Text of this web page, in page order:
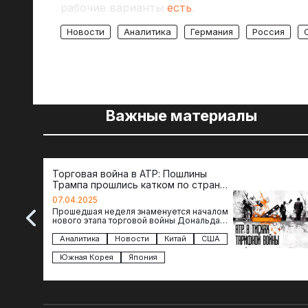
рабочие варианты есть.
Новости Аналитика Германия Россия
Важные материалы
Торговая война в АТР: Пошлины
Трампа прошлись катком по странам
региона
07.04.2025
Прошедшая неделя знаменуется началом
нового этапа торговой войны Дональда
импорта из более 100 стран…
Аналитика Новости Китай
США
Южная Корея
Япония